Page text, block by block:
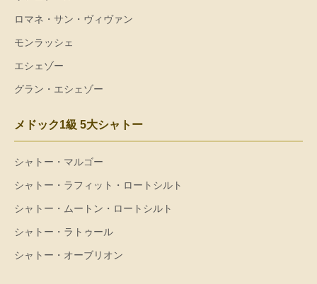
ロマネ・サン・ヴィヴァン
モンラッシェ
エシェゾー
グラン・エシェゾー
メドック1級 5大シャトー
シャトー・マルゴー
シャトー・ラフィット・ロートシルト
シャトー・ムートン・ロートシルト
シャトー・ラトゥール
シャトー・オーブリオン